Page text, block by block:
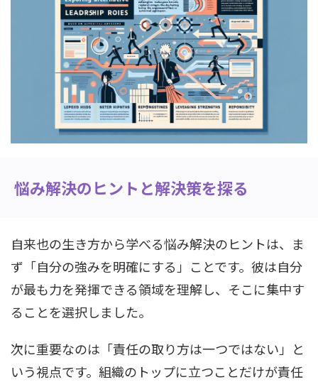
悩み解決のヒントと解決策を探る
自来也の生き方から学べる悩み解決のヒントは、ま
ず「自分の強みを明確にする」ことです。彼は自分
が最も力を発揮できる領域を理解し、そこに集中す
ることを選択しました。
次に重要なのは「責任の取り方は一つではない」と
いう視点です。組織のトップに立つことだけが責任